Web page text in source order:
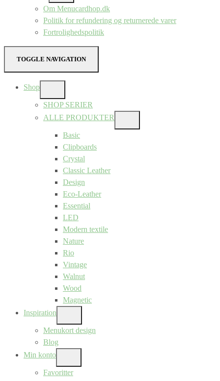
SUB
MENU
Om Menucardhop.dk
Politik for refundering og returnerede varer
Fortrolighedspolitik
TOGGLE NAVIGATION
Shop
SUB
MENU
SHOP SERIER
ALLE PRODUKTER
SUB
Basic
Clipboards
Crystal
Classic Leather
Design
Eco-Leather
Essential
LED
Modern textile
Nature
Rio
Vintage
Walnut
Wood
Magnetic
Inspiration
SUB
MENU
Menukort design
Blog
Min konto
SUB
MENU
Favoritter